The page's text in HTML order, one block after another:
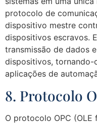
protocolo de
dispositivo mestre
dispositivos escravos.
transmissão de dados
dispositivos, tornando-
aplicações de
8. Protocolo
O protocolo OPC